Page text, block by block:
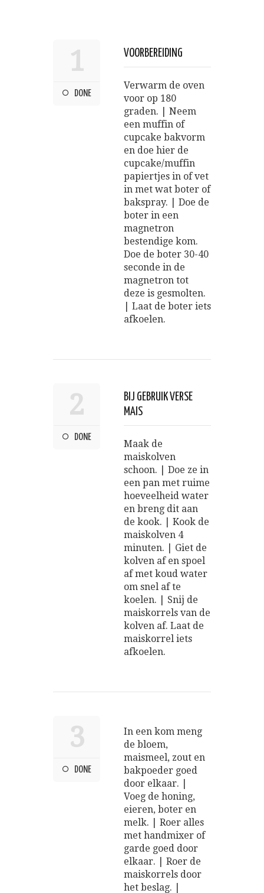
1
DONE
VOORBEREIDING
Verwarm de oven
voor op 180
graden. | Neem
een muffin of
cupcake bakvorm
en doe hier de
cupcake/muffin
papiertjes in of vet
in met wat boter of
bakspray. | Doe de
boter in een
magnetron
bestendige kom.
Doe de boter 30-40
seconde in de
magnetron tot
deze is gesmolten.
| Laat de boter iets
afkoelen.
2
DONE
BIJ GEBRUIK VERSE
MAIS
Maak de
maiskolven
schoon. | Doe ze in
een pan met ruime
hoeveelheid water
en breng dit aan
de kook. | Kook de
maiskolven 4
minuten. | Giet de
kolven af en spoel
af met koud water
om snel af te
koelen. | Snij de
maiskorrels van de
kolven af. Laat de
maiskorrel iets
afkoelen.
3
DONE
In een kom meng
de bloem,
maismeel, zout en
bakpoeder goed
door elkaar. |
Voeg de honing,
eieren, boter en
melk. | Roer alles
met handmixer of
garde goed door
elkaar. | Roer de
maiskorrels door
het beslag. |